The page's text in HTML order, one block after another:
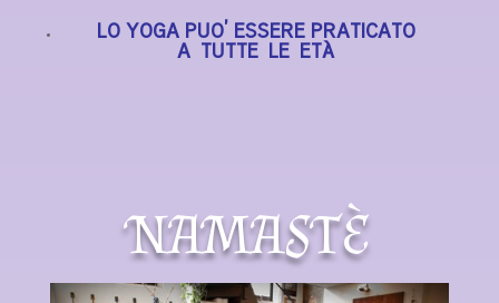
LO YOGA PUO’ ESSERE PRATICATO
A TUTTE LE ETÀ
NAMASTÈ